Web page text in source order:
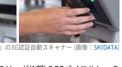
の3G認証自動スキャナー (画像： SKIDATA)